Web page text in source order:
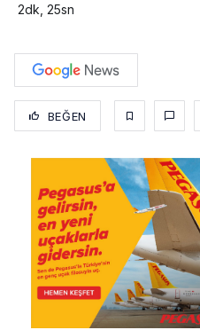
2dk, 25sn
BEĞEN